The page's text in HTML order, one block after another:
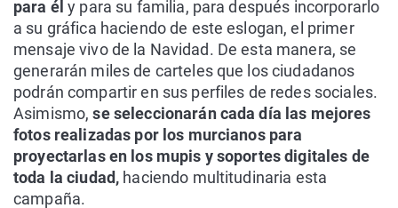
para ély para su familia, para después incorporarlo
a su gráfica haciendo de este eslogan, el primer
mensaje vivo de la Navidad. De esta manera, se
generarán miles de carteles que los ciudadanos
podrán compartir en sus perfiles de redes sociales.
Asimismo,se seleccionarán cada día las mejores
fotos realizadas por los murcianos para
proyectarlas en los mupis y soportes digitales de
toda la ciudad, haciendo multitudinaria esta
campaña.